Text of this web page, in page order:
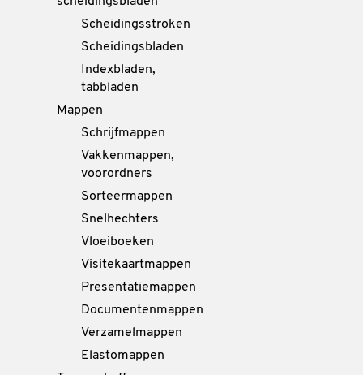
Scheidingsstroken
Scheidingsbladen
Indexbladen,
tabbladen
Mappen
Schrijfmappen
Vakkenmappen,
voorordners
Sorteermappen
Snelhechters
Vloeiboeken
Visitekaartmappen
Presentatiemappen
Documentenmappen
Verzamelmappen
Elastomappen